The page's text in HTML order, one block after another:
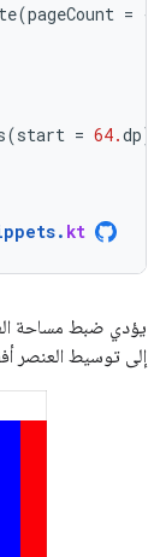
(pageCount = {
(start = 64.dp),
. kt
يؤدي ضبط مساحة
إلى توسيط العنصر